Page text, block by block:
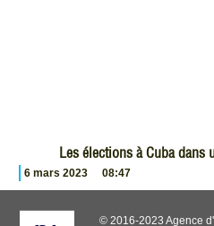
Les élections à Cuba dans
6 mars 2023 08:47
© 2016-2023 Agence